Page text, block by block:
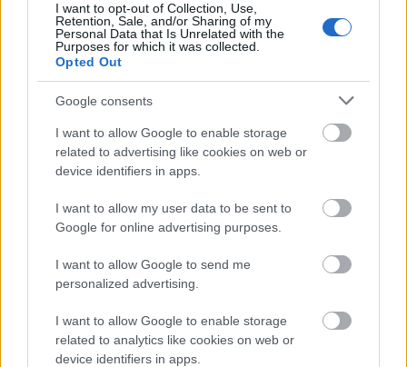
I want to opt-out of Collection, Use,
Retention, Sale, and/or Sharing of my
Personal Data that Is Unrelated with the
Purposes for which it was collected.
Opted Out
Google consents
I want to allow Google to enable storage
related to advertising like cookies on web or
device identifiers in apps.
I want to allow my user data to be sent to
Google for online advertising purposes.
I want to allow Google to send me
personalized advertising.
I want to allow Google to enable storage
related to analytics like cookies on web or
device identifiers in apps.
hokikori
16 éve
Debrecen:"ráadásul minden magyar hokirajongó
várja, hogy hároméves ígéretük valósággá váljon, és
2011-től csatlakozzanak az első osztályú klubok
táborához." Tekintettel arra, hogy az ígéretek nem
kis részben a saját nevelésű játékosok
szerepeltetéséről szóltak, talán érdemes lenne az
ősszel induló szezonban a juniorok között kipróbálni
a rá egy évre a felnőttek között bevetni kívánt